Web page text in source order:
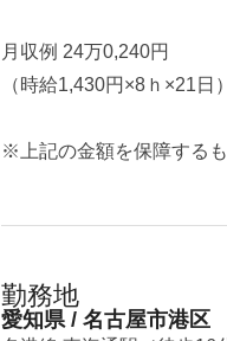
月収例 24万0,240円
（時給1,430円×8ｈ×21日）
※上記の金額を保障する
勤務地
愛知県 / 名古屋市港区